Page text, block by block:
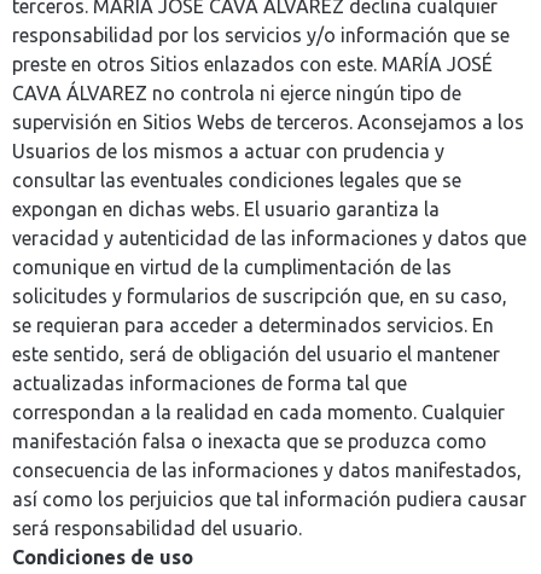
terceros. MARÍA JOSÉ CAVA ÁLVAREZ declina cualquier
responsabilidad por los servicios y/o información que se
preste en otros Sitios enlazados con este. MARÍA JOSÉ
CAVA ÁLVAREZ no controla ni ejerce ningún tipo de
supervisión en Sitios Webs de terceros. Aconsejamos a los
Usuarios de los mismos a actuar con prudencia y
consultar las eventuales condiciones legales que se
expongan en dichas webs. El usuario garantiza la
veracidad y autenticidad de las informaciones y datos que
comunique en virtud de la cumplimentación de las
solicitudes y formularios de suscripción que, en su caso,
se requieran para acceder a determinados servicios. En
este sentido, será de obligación del usuario el mantener
actualizadas informaciones de forma tal que
correspondan a la realidad en cada momento. Cualquier
manifestación falsa o inexacta que se produzca como
consecuencia de las informaciones y datos manifestados,
así como los perjuicios que tal información pudiera causar
será responsabilidad del usuario.
Condiciones de uso